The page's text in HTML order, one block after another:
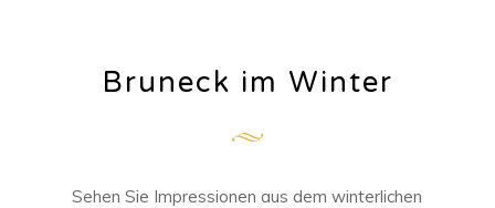
Bruneck im Winter
Sehen Sie Impressionen aus dem winterlichen